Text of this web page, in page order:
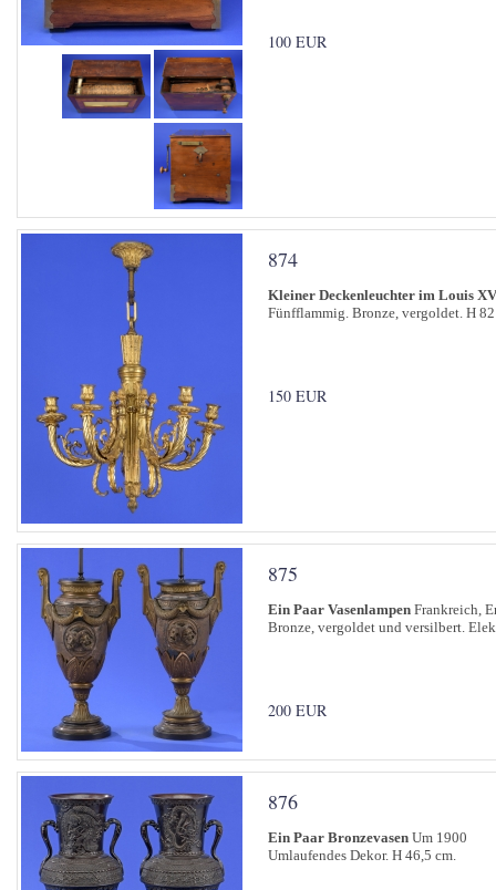
100 EUR
874
Kleiner Deckenleuchter im Louis
Fünfflammig. Bronze, vergoldet. H
150 EUR
875
Ein Paar Vasenlampen Frankreich,
Bronze, vergoldet und versilbert.
200 EUR
876
Ein Paar Bronzevasen Um 1900
Umlaufendes Dekor. H 46,5 cm.